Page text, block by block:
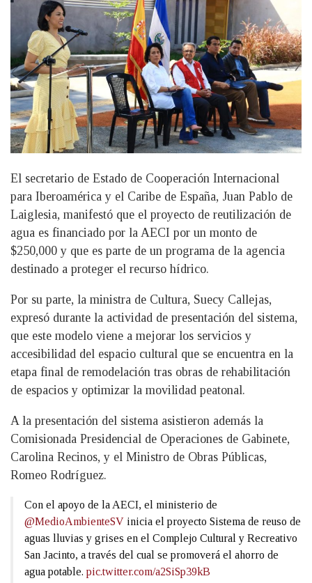
El secretario de Estado de Cooperación Internacional
para Iberoamérica y el Caribe de España, Juan Pablo de
Laiglesia, manifestó que el proyecto de reutilización de
agua es financiado por la AECI por un monto de
$250,000 y que es parte de un programa de la agencia
destinado a proteger el recurso hídrico.
Por su parte, la ministra de Cultura, Suecy Callejas,
expresó durante la actividad de presentación del sistema,
que este modelo viene a mejorar los servicios y
accesibilidad del espacio cultural que se encuentra en la
etapa final de remodelación tras obras de rehabilitación
de espacios y optimizar la movilidad peatonal.
A la presentación del sistema asistieron además la
Comisionada Presidencial de Operaciones de Gabinete,
Carolina Recinos, y el Ministro de Obras Públicas,
Romeo Rodríguez.
Con el apoyo de la AECI, el ministerio de
@MedioAmbienteSV inicia el proyecto Sistema de reuso de
aguas lluvias y grises en el Complejo Cultural y Recreativo
San Jacinto, a través del cual se promoverá el ahorro de
agua potable. pic.twitter.com/a2SiSp39kB